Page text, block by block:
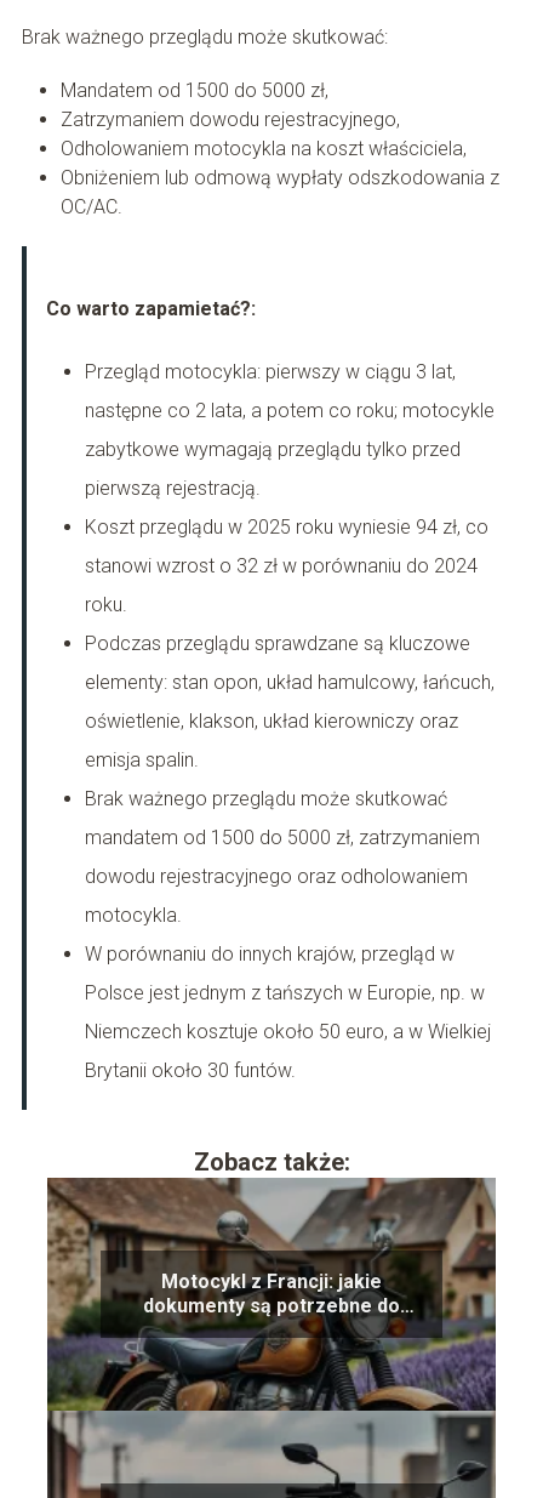
Brak ważnego przeglądu może skutkować:
Mandatem od 1500 do 5000 zł,
Zatrzymaniem dowodu rejestracyjnego,
Odholowaniem motocykla na koszt właściciela,
Obniżeniem lub odmową wypłaty odszkodowania z
OC/AC.
Co warto zapamietać?:
Przegląd motocykla: pierwszy w ciągu 3 lat,
następne co 2 lata, a potem co roku; motocykle
zabytkowe wymagają przeglądu tylko przed
pierwszą rejestracją.
Koszt przeglądu w 2025 roku wyniesie 94 zł, co
stanowi wzrost o 32 zł w porównaniu do 2024
roku.
Podczas przeglądu sprawdzane są kluczowe
elementy: stan opon, układ hamulcowy, łańcuch,
oświetlenie, klakson, układ kierowniczy oraz
emisja spalin.
Brak ważnego przeglądu może skutkować
mandatem od 1500 do 5000 zł, zatrzymaniem
dowodu rejestracyjnego oraz odholowaniem
motocykla.
W porównaniu do innych krajów, przegląd w
Polsce jest jednym z tańszych w Europie, np. w
Niemczech kosztuje około 50 euro, a w Wielkiej
Brytanii około 30 funtów.
Zobacz także:
Motocykl z Francji: jakie
dokumenty są potrzebne do
rejestracji?